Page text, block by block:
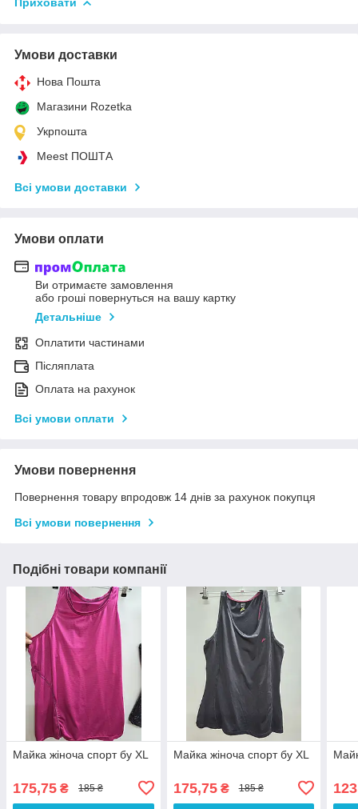
Умови доставки
Нова Пошта
Магазини Rozetka
Укрпошта
Meest ПОШТА
Всі умови доставки
Умови оплати
Ви отримаєте замовлення
або гроші повернуться на вашу картку
Детальніше
Оплатити частинами
Післяплата
Оплата на рахунок
Всі умови оплати
Умови повернення
Повернення товару впродовж 14 днів за рахунок покупця
Всі умови повернення
Подібні товари компанії
Майка жіноча спорт бу XL
175,75 ₴ 185 ₴
Майка жіноча спорт бу XL
175,75₴ 185 ₴